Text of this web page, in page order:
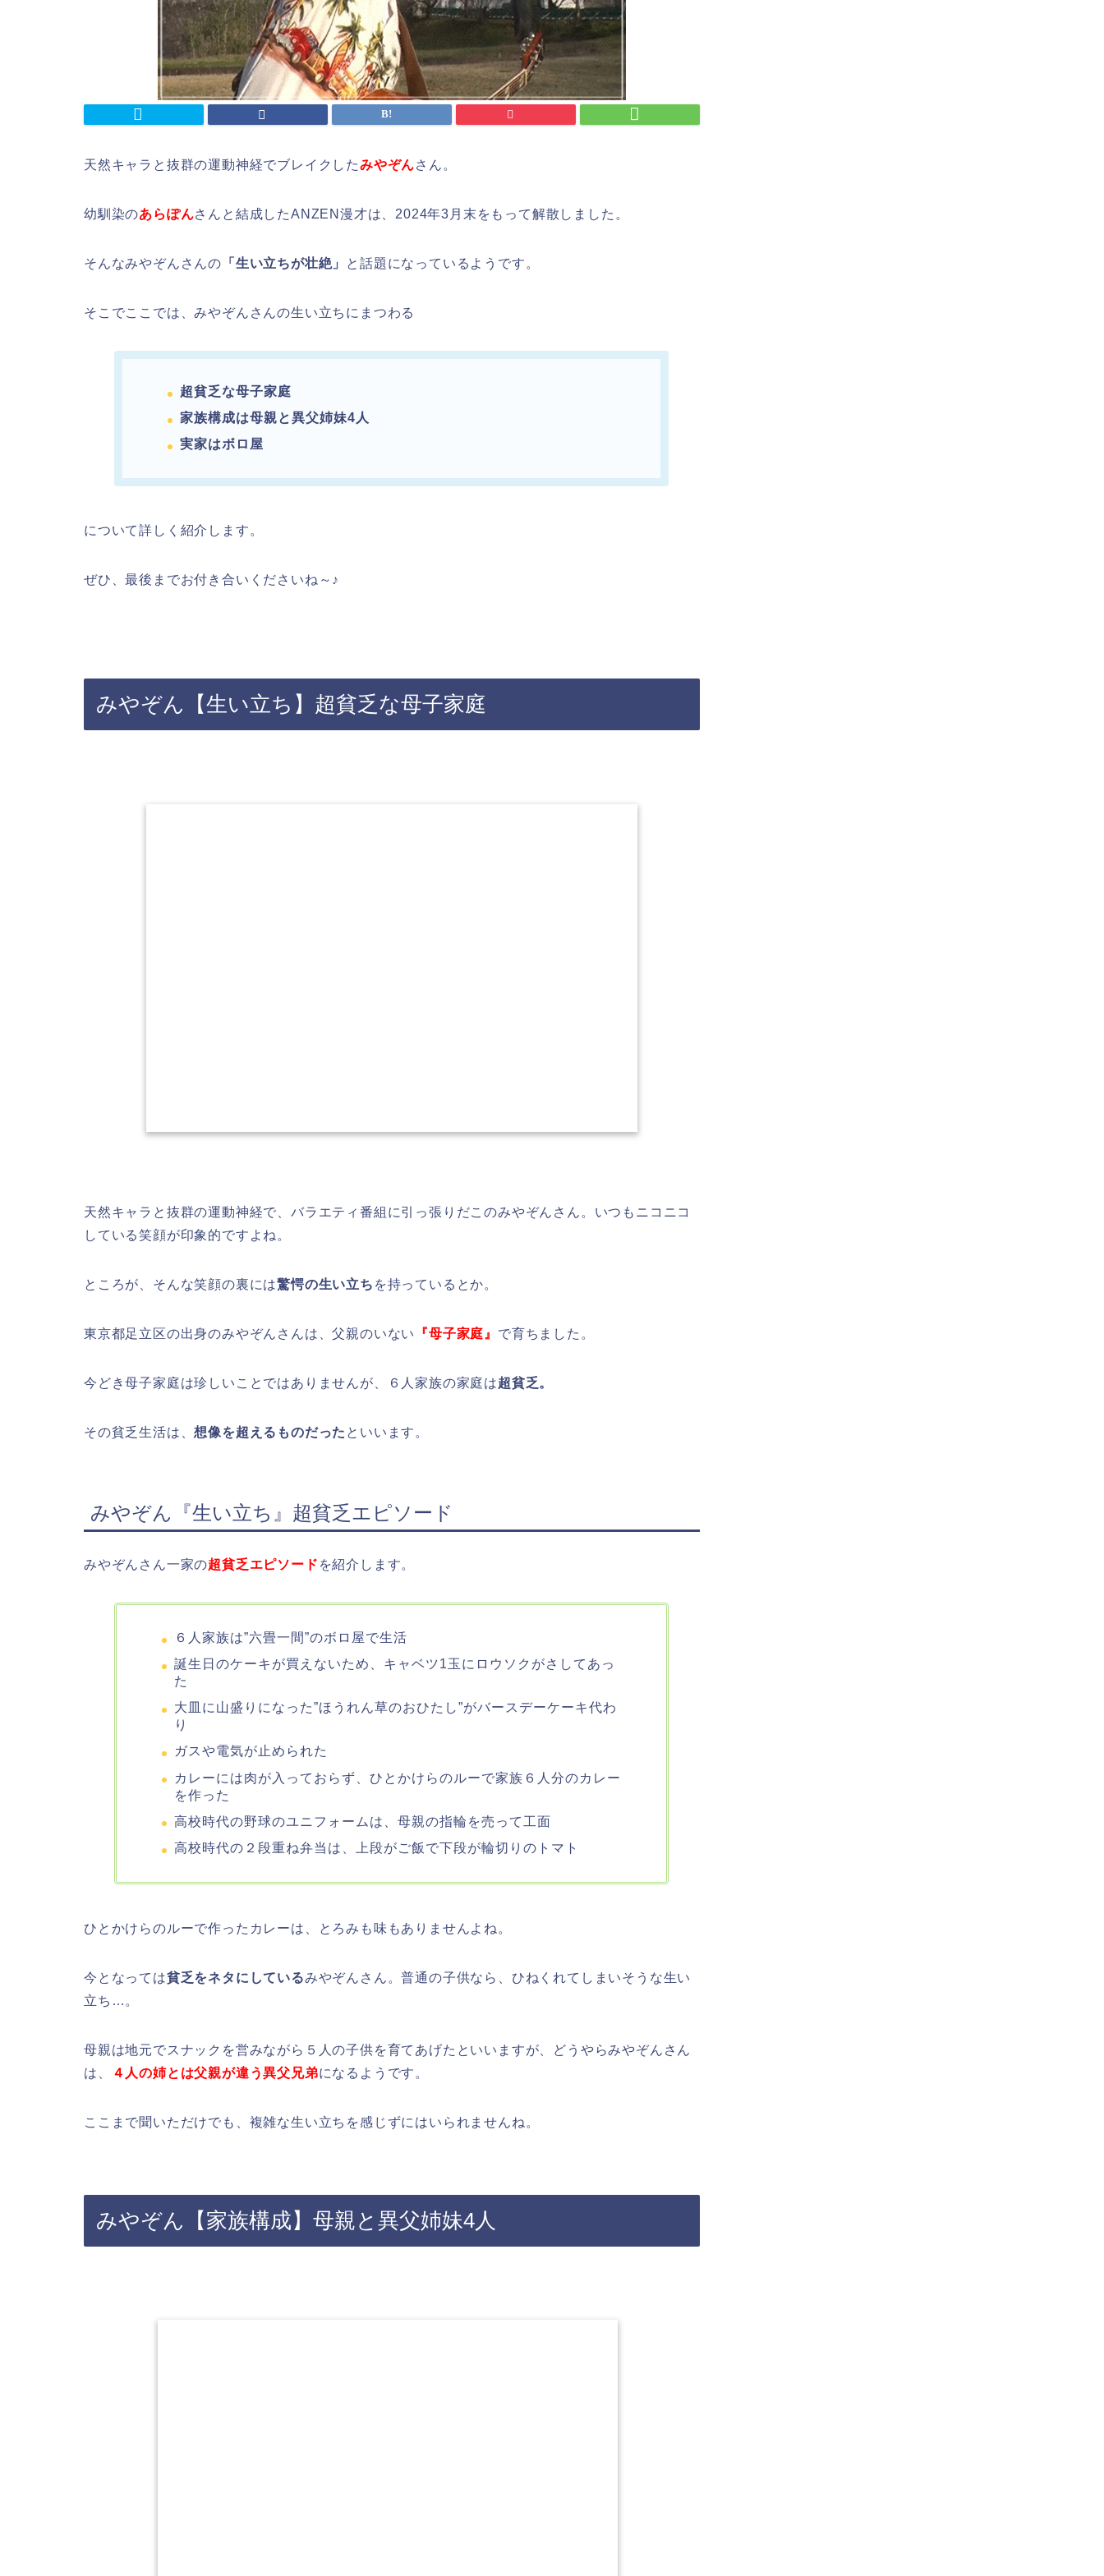
天然キャラと抜群の運動神経でブレイクしたみやぞんさん。
幼馴染のあらぽんさんと結成したANZEN漫才は、2024年3月末をもって解散しました。
そんなみやぞんさんの 「生い立ちが壮絶」 と話題になっているようです。
そこでここでは、みやぞんさんの生い立ちにまつわる
超貧乏な母子家庭
家族構成は母親と異父姉妹4人
実家はボロ屋
について詳しく紹介します。
ぜひ、最後までお付き合いくださいね～♪
みやぞん【生い立ち】超貧乏な母子家庭
天然キャラと抜群の運動神経で、バラエティ番組に引っ張りだこのみやぞんさん。いつもニコニコ
している笑顔が印象的ですよね。
ところが、そんな笑顔の裏には驚愕の生い立ち を持っているとか。
東京都足立区の出身のみやぞんさんは、父親のいない 『母子家庭』 で育ちました。
今どき母子家庭は珍しいことではありませんが、６人家族の家庭は超貧乏。
その貧乏生活は、想像を超えるものだった といいます。
みやぞん『生い立ち』超貧乏エピソード
みやぞんさん一家の超貧乏エピソード を紹介します。
６人家族は”六畳一間”のボロ屋で生活
誕生日のケーキが買えないため、キャベツ1玉にロウソクがさしてあっ
た
大皿に山盛りになった”ほうれん草のおひたし”がバースデーケーキ代わ
り
ガスや電気が止められた
カレーには肉が入っておらず、ひとかけらのルーで家族６人分のカレー
を作った
高校時代の野球のユニフォームは、母親の指輪を売って工面
高校時代の２段重ね弁当は、上段がご飯で下段が輪切りのトマト
ひとかけらのルーで作ったカレーは、とろみも味もありませんよね。
今となっては貧乏をネタにしているみやぞんさん。普通の子供なら、ひねくれてしまいそうな生い
立ち…。
母親は地元でスナックを営みながら５人の子供を育てあげたといいますが、どうやらみやぞんさん
は、
４人の姉とは父親が違う異父兄弟になるようです。
ここまで聞いただけでも、複雑な生い立ちを感じずにはいられませんね。
みやぞん【家族構成】母親と異父姉妹4人